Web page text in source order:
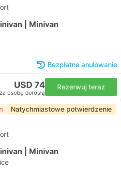
| Minivan
Bezpłatne anulowanie
USD 74
za osobę dorosłą
Rezerwuj teraz
Natychmiastowe potwierdzenie
| Minivan